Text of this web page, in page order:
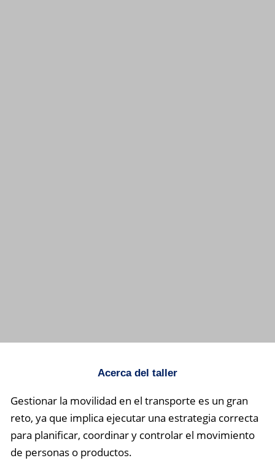
Taller
Transporte
Acerca del taller
Gestionar la movilidad en el transporte es un gran
reto, ya que implica ejecutar una estrategia correcta
para planificar, coordinar y controlar el movimiento
de personas o productos.